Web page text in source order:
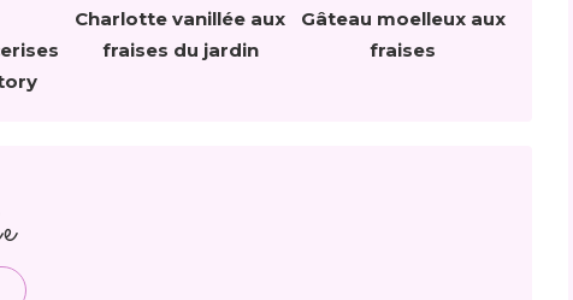
Charlotte vanillée aux
fraises du jardin
Gâteau moelleux aux
fraises